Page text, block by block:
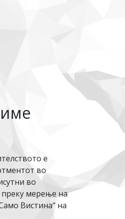
е
во
во
преку мерење на
Вистина“ на